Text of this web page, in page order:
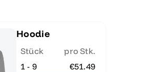
Hoodie
Stück
pro Stk.
1 - 9
€51.49